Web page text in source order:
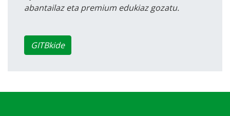
abantailaz eta premium edukiaz gozatu.
GITBkide